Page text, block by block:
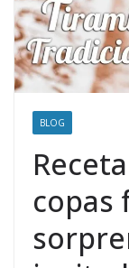
BLOG
copas